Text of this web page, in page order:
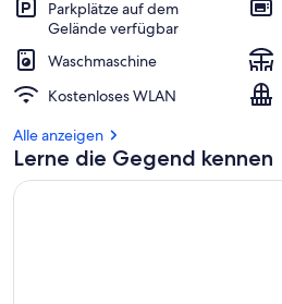
Parkplätze auf dem
Gelände verfügbar
Waschmaschine
Kostenloses WLAN
Alle anzeigen
Lerne die Gegend kennen